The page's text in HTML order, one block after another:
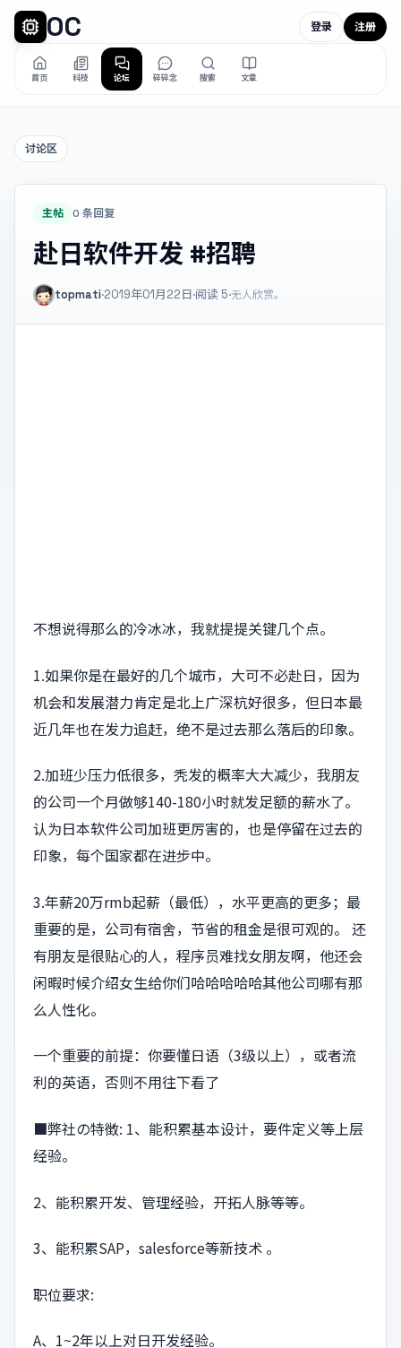
OC
首页 科技 论坛 碎碎念 搜索 文章
登录 注册
讨论区
主帖 0 条回复
赴日软件开发 #招聘
topmati·2019年01月22日·阅读 5·无人欣赏。
不想说得那么的冷冰冰，我就提提关键几个点。
1.如果你是在最好的几个城市，大可不必赴日，因为
机会和发展潜力肯定是北上广深杭好很多，但日本最
近几年也在发力追赶，绝不是过去那么落后的印象。
2.加班少压力低很多，秃发的概率大大减少，我朋友
的公司一个月做够140-180小时就发足额的薪水了。
认为日本软件公司加班更厉害的，也是停留在过去的
印象，每个国家都在进步中。
3.年薪20万rmb起薪（最低），水平更高的更多；最
重要的是，公司有宿舍，节省的租金是很可观的。 还
有朋友是很贴心的人，程序员难找女朋友啊，他还会
闲暇时候介绍女生给你们哈哈哈哈哈其他公司哪有那
么人性化。
一个重要的前提：你要懂日语（3级以上），或者流
利的英语，否则不用往下看了
■弊社の特徴: 1、能积累基本设计，要件定义等上层
经验。
2、能积累开发、管理经验，开拓人脉等等。
3、能积累SAP，salesforce等新技术 。
职位要求:
A、1~2年以上对日开发经验。